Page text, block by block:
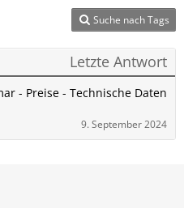
Suche nach Tags
Letzte Antwort
- Preise - Technische Daten
9. September 2024